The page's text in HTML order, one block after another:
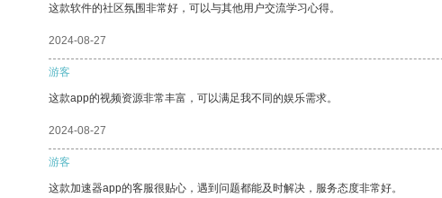
这款软件的社区氛围非常好，可以与其他用户交流学习心得。
2024-08-27
游客
这款app的视频资源非常丰富，可以满足我不同的娱乐需求。
2024-08-27
游客
这款加速器app的客服很贴心，遇到问题都能及时解决，服务态度非常好。